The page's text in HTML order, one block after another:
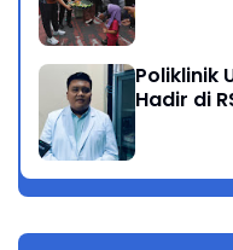
Poliklinik
Hadir di